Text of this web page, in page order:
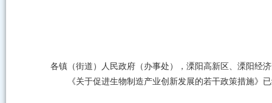
各镇（街道）人民政府（办事处），溧阳高新区、溧阳经
《关于促进生物制造产业创新发展的若干政策措施》